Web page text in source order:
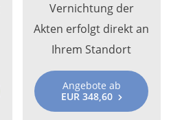
Vernichtung der
Akten erfolgt direkt an
Ihrem Standort
Angebote ab
EUR 348,60